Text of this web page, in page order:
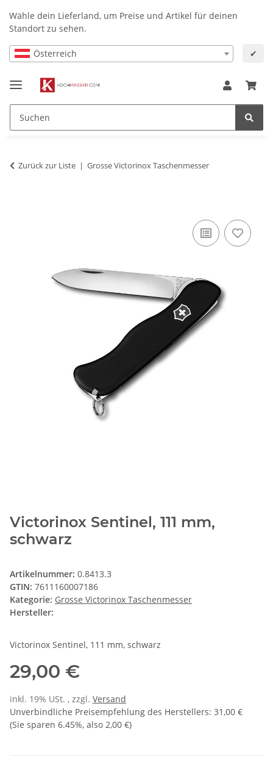
Wähle dein Lieferland, um Preise und Artikel für deinen
Standort zu sehen.
Österreich ✔
Zurück zur Liste Grosse Victorinox Taschenmesser
Victorinox Sentinel, 111 mm,
schwarz
Artikelnummer: 0.8413.3
GTIN: 7611160007186
Kategorie: Grosse Victorinox Taschenmesser
Hersteller:
Victorinox Sentinel, 111 mm, schwarz
29,00 €
inkl. 19% USt. , zzgl. Versand
Unverbindliche Preisempfehlung des Herstellers: 31,00 €
(Sie sparen 6.45%, also 2,00 €)